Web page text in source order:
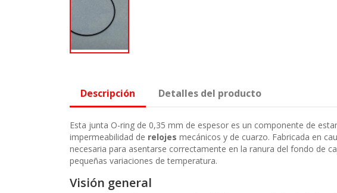
Descripción Detalles del producto
Esta junta O-ring de 0,35 mm de espesor es un componente de
impermeabilidad de relojes mecánicos y de cuarzo. Fabricada en
necesaria para asentarse correctamente en la ranura del fondo de
pequeñas variaciones de temperatura.
Visión general